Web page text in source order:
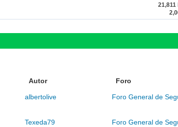
21,811
Autor Foro
albertolive Foro General de
Texeda79 Foro General de